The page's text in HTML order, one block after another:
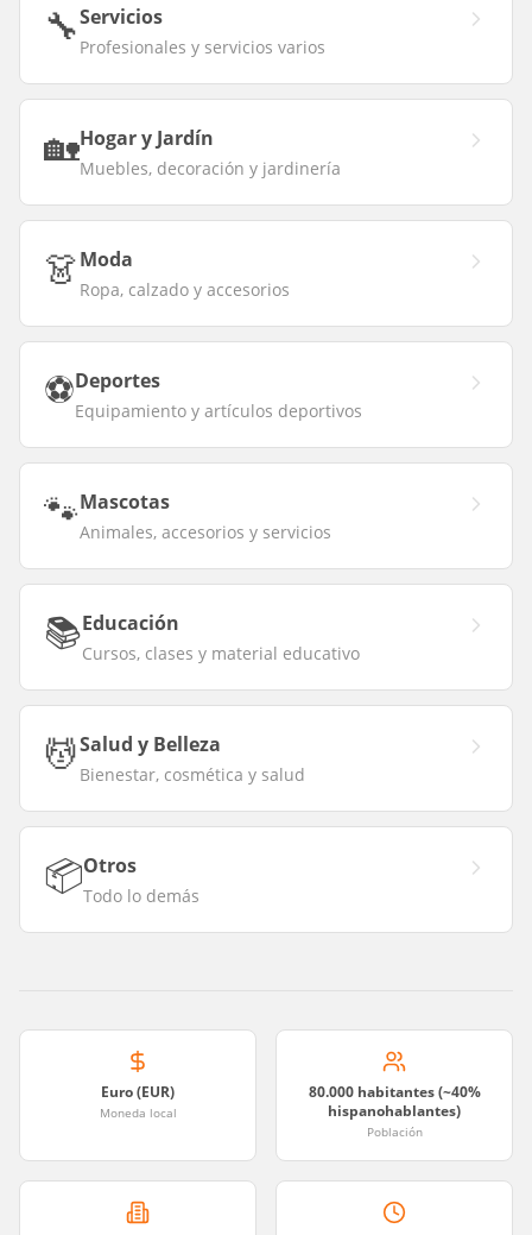
🔧Servicios
Profesionales y servicios varios
🏡Hogar y Jardín
Muebles, decoración y jardinería
👗Moda
Ropa, calzado y accesorios
⚽Deportes
Equipamiento y artículos deportivos
🐾Mascotas
Animales, accesorios y servicios
📚Educación
Cursos, clases y material educativo
💆Salud y Belleza
Bienestar, cosmética y salud
📦Otros
Todo lo demás
Euro (EUR)
Moneda local
80.000 habitantes (~40%
hispanohablantes)
Población